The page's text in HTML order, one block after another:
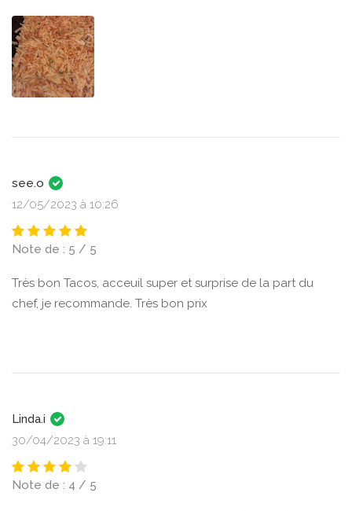
see.o
12/05/2023 à 10:26
Note de : 5 / 5
Très bon Tacos, acceuil super et surprise de la part du
chef, je recommande. Très bon prix
Linda.i
30/04/2023 à 19:11
Note de : 4 / 5